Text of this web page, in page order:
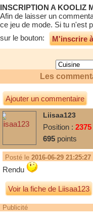
INSCRIPTION A KOOLIZ
Afin de laisser un
ce jeu de mode. Si tu n'est
sur le bouton:
M'inscrire
Les
Ajouter un commentaire
Liisaa123
Position : 2375
695 points
Posté le 2016-06-29 21:25:27
Rendu
Voir la fiche de Liisaa123
Publicité